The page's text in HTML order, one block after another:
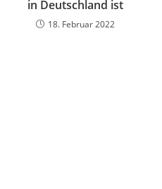
in Deutschland ist
18. Februar 2022